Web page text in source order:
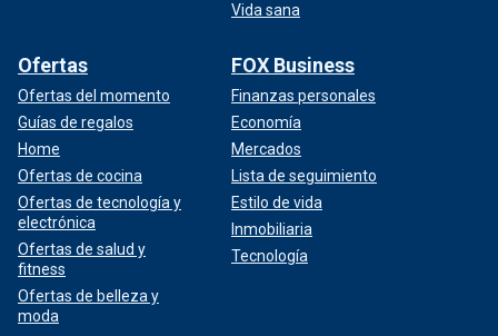
Vida sana
Ofertas
Ofertas del momento
Guías de regalos
Home
Ofertas de cocina
Ofertas de tecnología y
electrónica
Ofertas de salud y
fitness
Ofertas de belleza y
moda
FOX Business
Finanzas personales
Economía
Mercados
Lista de seguimiento
Estilo de vida
Inmobiliaria
Tecnología